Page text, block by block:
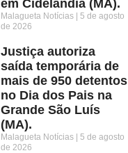
em Cidelândia (MA).
Malagueta Notícias
5 de agosto
de 2026
Justiça autoriza
saída temporária de
mais de 950 detentos
no Dia dos Pais na
Grande São Luís
(MA).
Malagueta Notícias
5 de agosto
de 2026